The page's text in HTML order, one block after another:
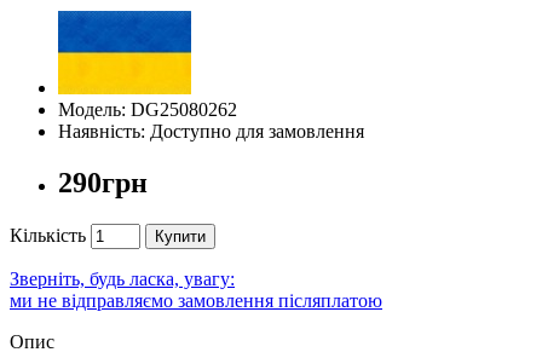
Модель: DG25080262
Наявність: Доступно для замовлення
290грн
Кількість Купити
Зверніть, будь ласка, увагу:
ми не відправляємо замовлення післяплатою
Опис